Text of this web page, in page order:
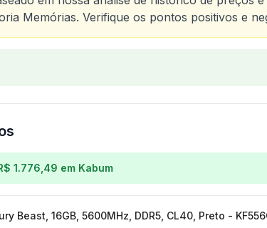
Memórias. Verifique os pontos positivos e
1.776,49 em Kabum
Beast, 16GB, 5600MHz, DDR5, CL40, Preto -